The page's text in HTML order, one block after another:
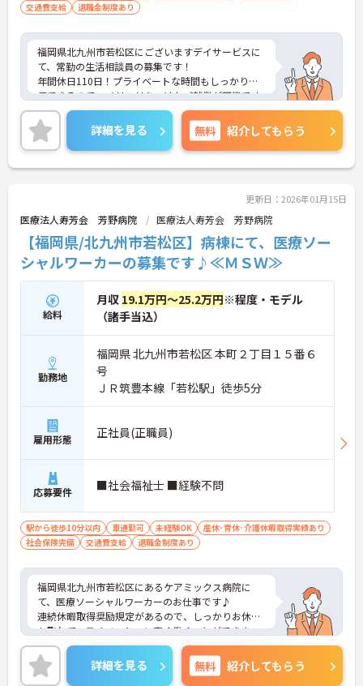
交通費支給
退職金制度あり
福岡県北九州市若松区にございますデイサービスに
て、常勤の生活相談員の募集です！
年間休日110日！プライベートな時間もしっかり確
保できるので、メリハリをつけたご就業が可能です
◎
福利厚生も充実しているので、ライフステージが変
わっても長く働ける環境が整っています！
ご興味ある方には、面接対策ポイントなど、さらに
詳細をお話しいたしますのでお気軽にご相談くださ
詳細を見る 無料 紹介してもらう
更新日：2026年01月15日
医療法人寿芳会 芳野病院 医療法人寿芳会 芳野病院
【福岡県/北九州市若松区】病棟にて、医療ソー
シャルワーカーの募集です♪≪ＭＳＷ≫
給料
月収 19.1万円～25.2万円※程度・モデル
（諸手当込）
勤務地
福岡県 北九州市若松区 本町２丁目１５番６
号
ＪＲ筑豊本線「若松駅」徒歩5分
雇用形態 正社員(正職員)
応募要件 ■社会福祉士 ■経験不問
駅から徒歩10分以内 車通勤可 未経験OK
産休･育休･介護休暇取得実績あり
社会保険完備
交通費支給 退職金制度あり
福岡県北九州市若松区にあるケアミックス病院に
て、医療ソーシャルワーカーのお仕事です♪
連続休暇取得奨励規定があるので、しっかりお休み
も取れて、モチベーション高く働くことができま
す！
また、子育て中の方をサポートする短時間勤務制度
などもある、子育て世代の方も働きやすい職場です
詳細を見る 無料 紹介してもらう